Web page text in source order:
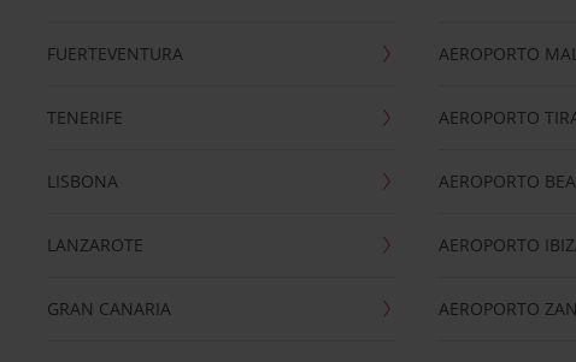
FUERTEVENTURA
TENERIFE
LISBONA
LANZAROTE
GRAN CANARIA
AEROPORTO
AEROPORTO
AEROPORTO
AEROPORTO
AEROPORTO